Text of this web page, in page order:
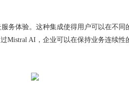
务体验。这种集成使得用户可以在不
Mistral AI，企业可以在保持业务连续